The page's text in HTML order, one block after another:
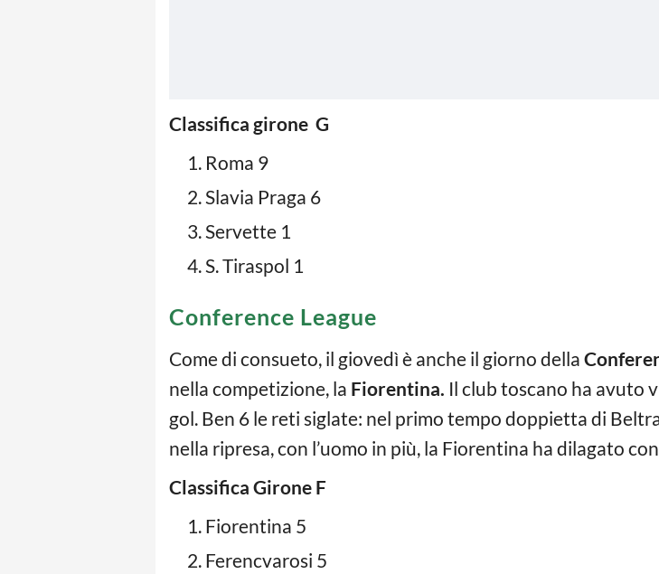
Classifica girone G
Roma 9
Slavia Praga 6
Servette 1
S. Tiraspol 1
Conference League
Come di consueto, il giovedì è anche il giorno della
nella competizione, la Fiorentina. Il club toscano ha avuto
gol. Ben 6 le reti siglate: nel primo tempo doppietta di
nella ripresa, con l’uomo in più, la Fiorentina ha dilagato
Classifica Girone F
Fiorentina 5
Ferencvarosi 5